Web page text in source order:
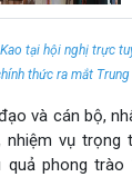
tại hội nghị trực
thức ra mắt Trung
và cán bộ,
vụ trọng
phong trào